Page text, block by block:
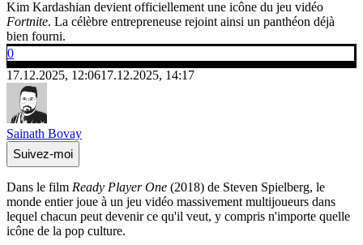
Kim Kardashian devient officiellement une icône du jeu vidéo
Fortnite. La célèbre entrepreneuse rejoint ainsi un panthéon déjà
bien fourni.
0
17.12.2025, 12:0617.12.2025, 14:17
Sainath Bovay
Suivez-moi
Dans le film Ready Player One (2018) de Steven Spielberg, le
monde entier joue à un jeu vidéo massivement multijoueurs dans
lequel chacun peut devenir ce qu'il veut, y compris n'importe quelle
icône de la pop culture.